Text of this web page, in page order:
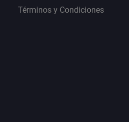
Términos y Condiciones